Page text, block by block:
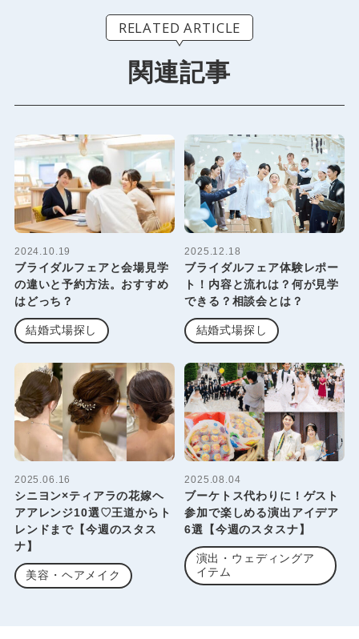
RELATED ARTICLE
関連記事
2024.10.19
ブライダルフェアと会場見学
の違いと予約方法。おすすめ
はどっち？
結婚式場探し
2025.12.18
ブライダルフェア体験レポー
ト！内容と流れは？何が見学
できる？相談会とは？
結婚式場探し
2025.06.16
シニヨン×ティアラの花嫁ヘ
アアレンジ10選♡王道からト
レンドまで【今週のスタス
ナ】
美容・ヘアメイク
2025.08.04
ブーケトス代わりに！ゲスト
参加で楽しめる演出アイデア
6選【今週のスタスナ】
演出・ウェディングア
イテム